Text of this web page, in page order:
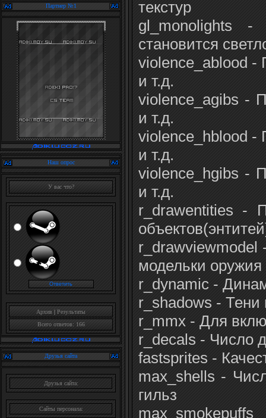
Партнер №1
Наш опрос
У вас что?
Архив | Результаты
Всего ответов: 166
Друзья сайта
Друзья сайта:
Сайты персонала:
текстур
gl_monolights
становится
violence_ablood -
и т.д.
violence_agibs -
и т.д.
violence_hblood -
и т.д.
violence_hgibs -
и т.д.
r_drawentities -
r_drawviewmodel
модельки оружия
r_dynamic -
r_shadows - Тени
r_mmx - Для
r_decals - Число
fastsprites -
max_shells -
гильз